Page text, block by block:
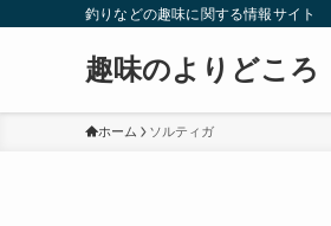
釣りなどの趣味に関する情報サイト
趣味のよりどころ
ホーム ソルティガ